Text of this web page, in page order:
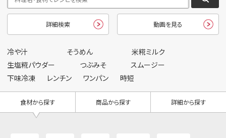
詳細検索 動画を見る
冷や汁 そうめん
米糀ミルク
生塩糀パウダー
つぶみそ
スムージー
下味冷凍
レンチン ワンパン 時短
食材から探す 商品から探す 詳細から探す